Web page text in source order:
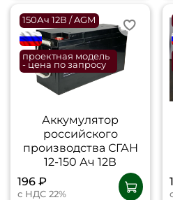
150Ач 12В / AGM
flagRU
проектная модель
- цена по запросу
Аккумулятор
российского
производства СГАН
12-150 Ач 12В
196 ₽
с НДС 22%